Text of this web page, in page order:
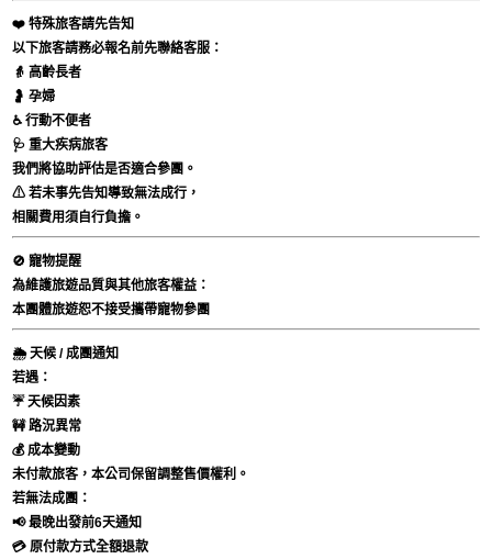
❤️ 特殊旅客請先告知
以下旅客請務必報名前先聯絡客服：
👵 高齡長者
🤰 孕婦
♿ 行動不便者
🩺 重大疾病旅客
我們將協助評估是否適合參團。
⚠ 若未事先告知導致無法成行，
相關費用須自行負擔。
🚫 寵物提醒
為維護旅遊品質與其他旅客權益：
本團體旅遊恕不接受攜帶寵物參團
🌦 天候 / 成團通知
若遇：
☔ 天候因素
🚧 路況異常
💰 成本變動
未付款旅客，本公司保留調整售價權利。
若無法成團：
📢 最晚出發前6天通知
💳 原付款方式全額退款